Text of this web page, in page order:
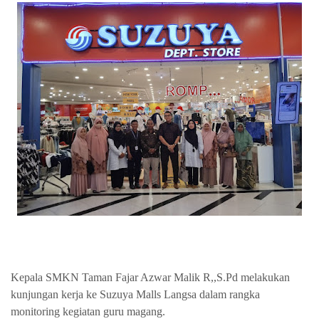
Kepala SMKN Taman Fajar Azwar Malik R,,S.Pd melakukan
kunjungan kerja ke Suzuya Malls Langsa dalam rangka
monitoring kegiatan guru magang.